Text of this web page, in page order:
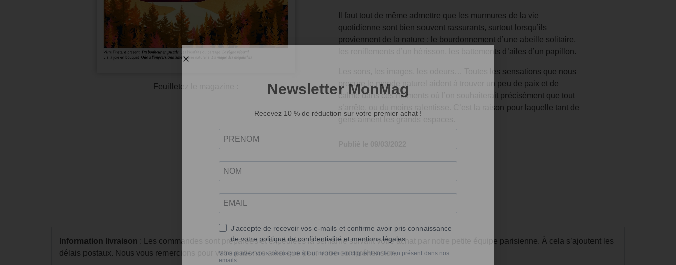
Feuilletez le magazine :
Il faut tout de même admettre que les murmures de la vie
quotidienne sont bien souvent rassurants, surtout lorsqu’ils
proviennent de la nature : le bourdonnement d’une abeille solitaire,
les reniflements d’un hérisson, les battements d’ailes d’un papillon.
Les sons, les images, les odeurs… Toutes les sensations que nous
procure le monde naturel aident à trouver un peu de paix et de
calme dans ces moments où l’on souhaiterait précisément que tout
s’arrête, ou du moins ralentisse. C’est la raison pour laquelle tant de
gens aiment les grands espaces.
Information livraison : Les commandes sont préparées et expédiées la semaine suivant votre achat par notre petite équipe parisienne. À cela s’ajoutent les
délais postaux. Nous vous remercions pour votre patience ainsi que pour votre compréhension.